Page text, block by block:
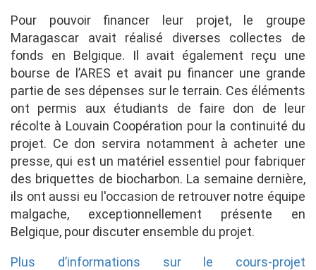
Pour pouvoir financer leur projet, le groupe
Maragascar avait réalisé diverses collectes de
fonds en Belgique. Il avait également reçu une
bourse de l’ARES et avait pu financer une grande
partie de ses dépenses sur le terrain. Ces éléments
ont permis aux étudiants de faire don de leur
récolte à Louvain Coopération pour la continuité du
projet. Ce don servira notamment à acheter une
presse, qui est un matériel essentiel pour fabriquer
des briquettes de biocharbon. La semaine dernière,
ils ont aussi eu l'occasion de retrouver notre équipe
malgache, exceptionnellement présente en
Belgique, pour discuter ensemble du projet.
Plus d’informations sur le cours-projet